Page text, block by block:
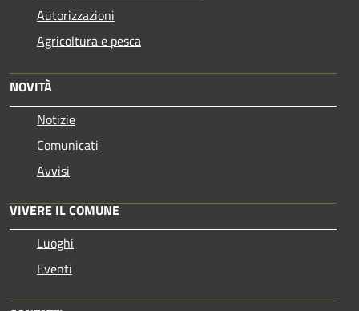
Autorizzazioni
Agricoltura e pesca
NOVITÀ
Notizie
Comunicati
Avvisi
VIVERE IL COMUNE
Luoghi
Eventi